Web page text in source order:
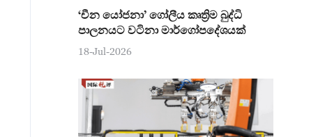
‘චීන යෝජනා’ ගෝලීය කෘත්‍රිම බුද්ධි
පාලනයට වටිනා මාර්ගෝපදේශයක්
18-Jul-2026